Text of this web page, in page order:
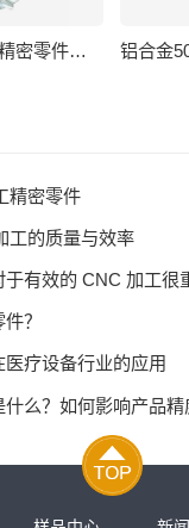
铝合金6061CNC精密零件加工
精密零件
工的质量与效率
？
疗设备行业的应用
么？如何影响产品精